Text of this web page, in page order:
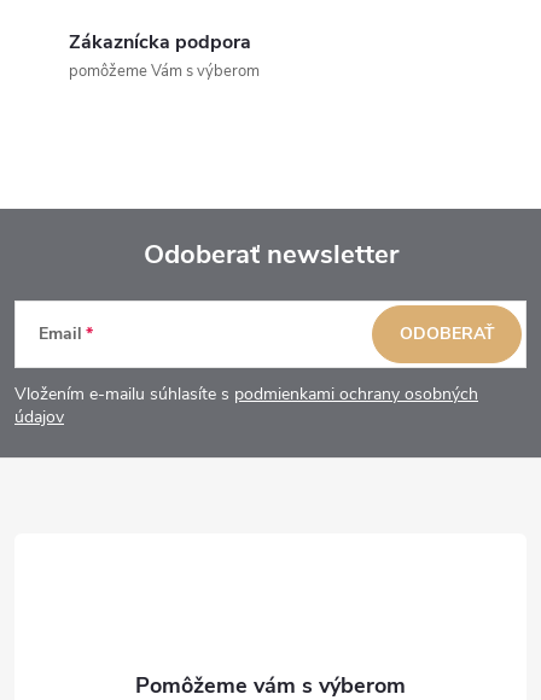
Zákaznícka podpora
pomôžeme Vám s výberom
Z
á
p
Odoberať newsletter
Email
Vložením e-mailu súhlasíte s podmienkami ochrany osobných
údajov
ODOBERAŤ